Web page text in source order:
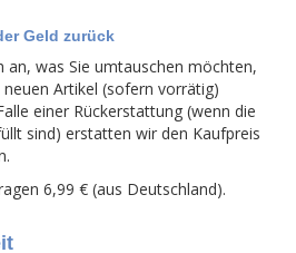
Geld zurück
an, was Sie umtauschen möchten,
Artikel (sofern vorrätig)
einer Rückerstattung (wenn die
sind) erstatten wir den Kaufpreis
6,99 € (aus Deutschland).